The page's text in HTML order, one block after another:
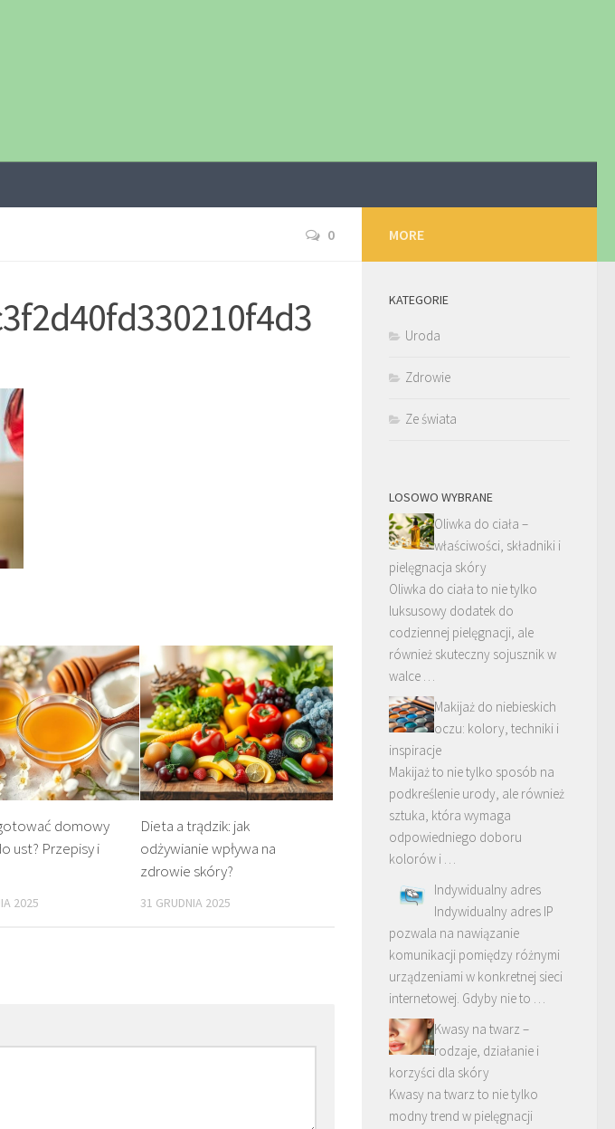
0
domowy
ust? Przepisy i
2025
Dieta a trądzik: jak
odżywianie wpływa na
zdrowie skóry?
31 GRUDNIA 2025
MORE
KATEGORIE
Uroda
Zdrowie
Ze świata
LOSOWO WYBRANE
Oliwka do ciała –
właściwości, składniki i
pielęgnacja skóry
Oliwka do ciała to nie tylko
luksusowy dodatek do
codziennej pielęgnacji, ale
również skuteczny sojusznik w
walce …
Makijaż do niebieskich
oczu: kolory, techniki i
inspiracje
Makijaż to nie tylko sposób na
podkreślenie urody, ale również
sztuka, która wymaga
odpowiedniego doboru
kolorów i …
Indywidualny adres
Indywidualny adres IP
pozwala na nawiązanie
komunikacji pomiędzy różnymi
urządzeniami w konkretnej sieci
internetowej. Gdyby nie to …
Kwasy na twarz –
rodzaje, działanie i
korzyści dla skóry
Kwasy na twarz to nie tylko
modny trend w pielęgnacji